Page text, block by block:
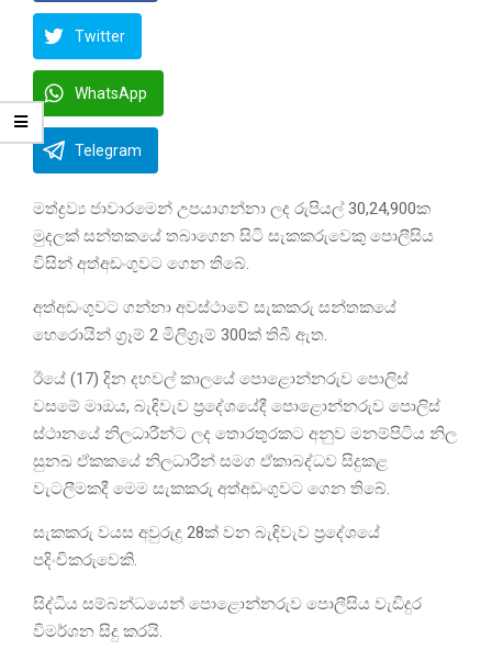
Twitter
WhatsApp
Telegram
මත්ද්‍රව්‍ය ජාවාරමෙන් උපයාගන්නා ලද රුපියල් 30,24,900ක
මුදලක් සන්තකයේ තබාගෙන සිටි සැකකරුවෙකු පොලීසිය
විසින් අත්අඩංගුවට ගෙන තිබේ.
අත්අඩංගුවට ගන්නා අවස්ථාවේ සැකකරු සන්තකයේ
හෙරොයින් ග්‍රෑම් 2 මිලිග්‍රෑම් 300ක් තිබී ඇත.
ඊයේ (17) දින දහවල් කාලයේ පොළොන්නරුව පොලිස්
වසමේ මාඔය, බැඳිවැව ප්‍රදේශයේදී පොළොන්නරුව පොලිස්
ස්ථානයේ නිලධාරීන්ට ලද තොරතුරකට අනුව මනම්පිටිය නිල
සුනඛ ඒකකයේ නිලධාරීන් සමග ඒකාබද්ධව සිදුකළ
වැටලීමකදී මෙම සැකකරු අත්අඩංගුවට ගෙන තිබේ.
සැකකරු වයස අවුරුදු 28ක් වන බැඳිවැව ප්‍රදේශයේ
පදිංචිකරුවෙකි.
සිද්ධිය සම්බන්ධයෙන් පොළොන්නරුව පොලීසිය වැඩිදුර
විමර්ශන සිදු කරයි.